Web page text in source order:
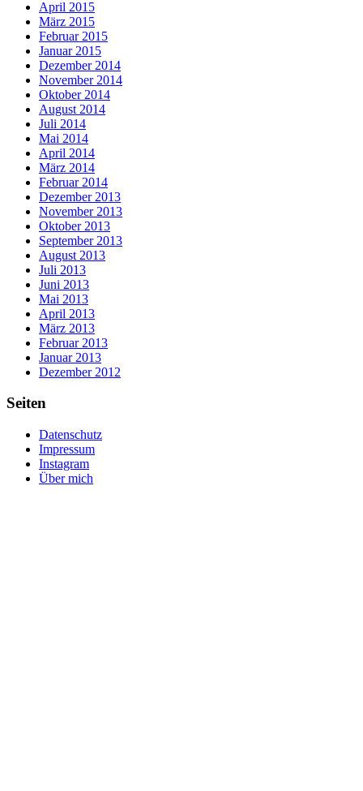
April 2015
März 2015
Februar 2015
Januar 2015
Dezember 2014
November 2014
Oktober 2014
August 2014
Juli 2014
Mai 2014
April 2014
März 2014
Februar 2014
Dezember 2013
November 2013
Oktober 2013
September 2013
August 2013
Juli 2013
Juni 2013
Mai 2013
April 2013
März 2013
Februar 2013
Januar 2013
Dezember 2012
Seiten
Datenschutz
Impressum
Instagram
Über mich